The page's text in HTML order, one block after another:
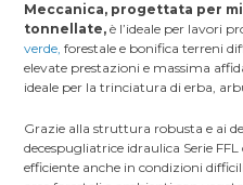
Meccanica, progettata per
tonnellate, è l’ideale per lavori
verde, forestale e bonifica terreni
elevate prestazioni e massima
ideale per la trinciatura di erba,
Grazie alla struttura robusta e ai
decespugliatrice idraulica Serie
efficiente anche in condizioni